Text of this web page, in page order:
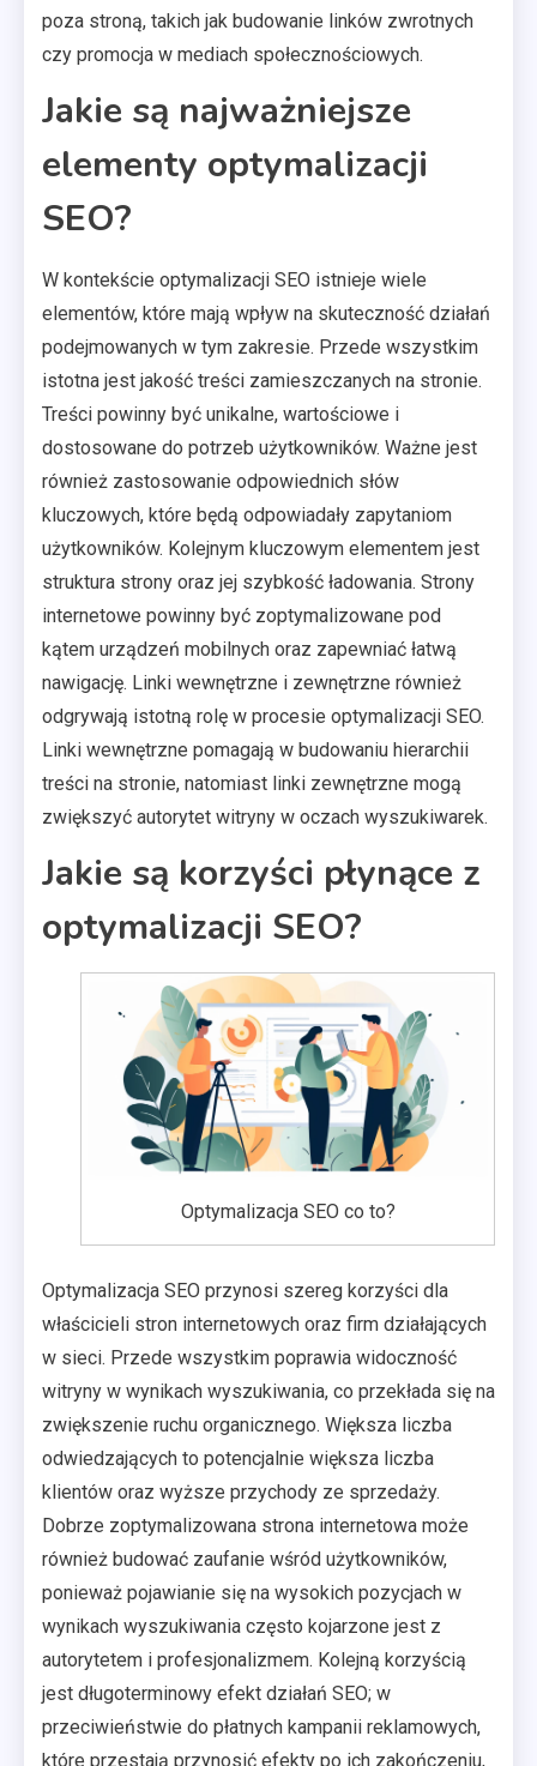
poza stroną, takich jak budowanie linków zwrotnych
czy promocja w mediach społecznościowych.
Jakie są najważniejsze
elementy optymalizacji
SEO?
W kontekście optymalizacji SEO istnieje wiele
elementów, które mają wpływ na skuteczność działań
podejmowanych w tym zakresie. Przede wszystkim
istotna jest jakość treści zamieszczanych na stronie.
Treści powinny być unikalne, wartościowe i
dostosowane do potrzeb użytkowników. Ważne jest
również zastosowanie odpowiednich słów
kluczowych, które będą odpowiadały zapytaniom
użytkowników. Kolejnym kluczowym elementem jest
struktura strony oraz jej szybkość ładowania. Strony
internetowe powinny być zoptymalizowane pod
kątem urządzeń mobilnych oraz zapewniać łatwą
nawigację. Linki wewnętrzne i zewnętrzne również
odgrywają istotną rolę w procesie optymalizacji SEO.
Linki wewnętrzne pomagają w budowaniu hierarchii
treści na stronie, natomiast linki zewnętrzne mogą
zwiększyć autorytet witryny w oczach wyszukiwarek.
Jakie są korzyści płynące z
optymalizacji SEO?
Optymalizacja SEO co to?
Optymalizacja SEO przynosi szereg korzyści dla
właścicieli stron internetowych oraz firm działających
w sieci. Przede wszystkim poprawia widoczność
witryny w wynikach wyszukiwania, co przekłada się na
zwiększenie ruchu organicznego. Większa liczba
odwiedzających to potencjalnie większa liczba
klientów oraz wyższe przychody ze sprzedaży.
Dobrze zoptymalizowana strona internetowa może
również budować zaufanie wśród użytkowników,
ponieważ pojawianie się na wysokich pozycjach w
wynikach wyszukiwania często kojarzone jest z
autorytetem i profesjonalizmem. Kolejną korzyścią
jest długoterminowy efekt działań SEO; w
przeciwieństwie do płatnych kampanii reklamowych,
które przestają przynosić efekty po ich zakończeniu,